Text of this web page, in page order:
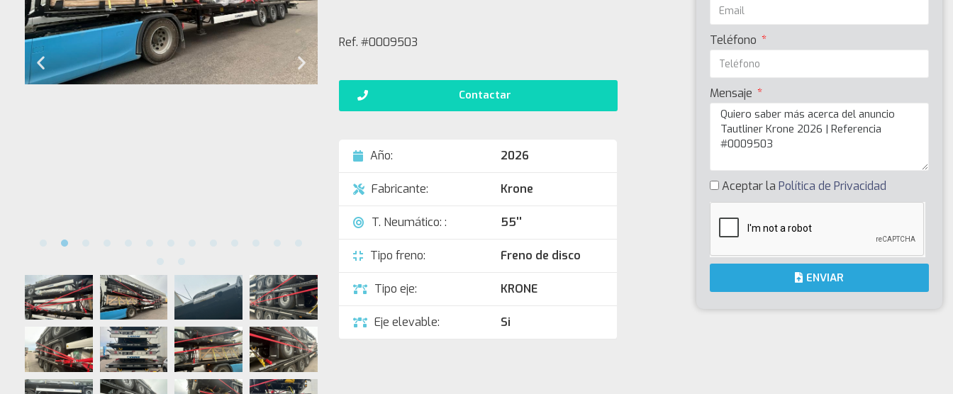
Ref. #0009503
Contactar
Año: 2026
Fabricante: Krone
T. Neumático: : 55''
Tipo freno: Freno de disco
Tipo eje: KRONE
Eje elevable: Si
Teléfono
Mensaje
Aceptar la Política de Privacidad
ENVIAR